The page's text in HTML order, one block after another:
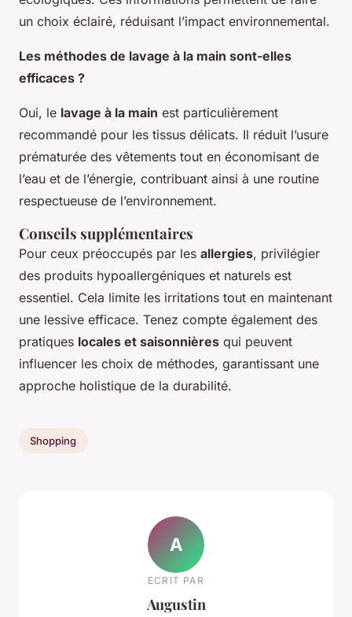
un choix éclairé, réduisant l’impact environnemental.
Les méthodes de lavage à la main sont-elles
efficaces ?
Oui, le lavage à la main est particulièrement
recommandé pour les tissus délicats. Il réduit l’usure
prématurée des vêtements tout en économisant de
l’eau et de l’énergie, contribuant ainsi à une routine
respectueuse de l’environnement.
Conseils supplémentaires
Pour ceux préoccupés par les allergies, privilégier
des produits hypoallergéniques et naturels est
essentiel. Cela limite les irritations tout en maintenant
une lessive efficace. Tenez compte également des
pratiques locales et saisonnières qui peuvent
influencer les choix de méthodes, garantissant une
approche holistique de la durabilité.
Shopping
A
ECRIT PAR
Augustin